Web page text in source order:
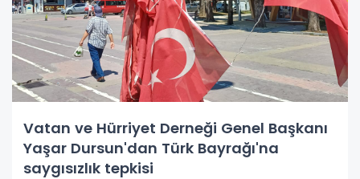
Vatan ve Hürriyet Derneği Genel Başkanı
Yaşar Dursun'dan Türk Bayrağı'na
saygısızlık tepkisi